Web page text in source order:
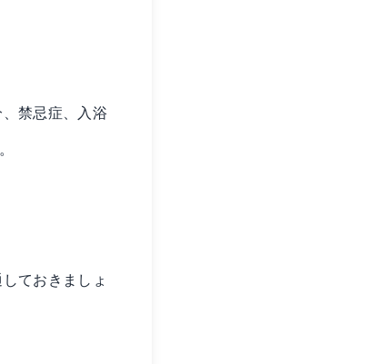
禁忌症、入浴
ておきましょ